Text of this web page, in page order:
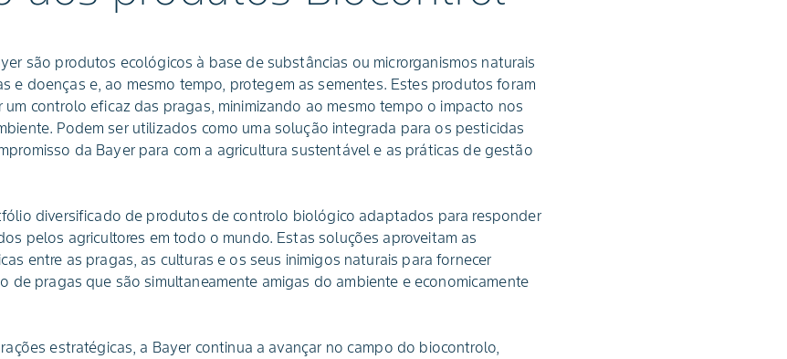
são produtos ecológicos à base de substâncias ou microrganismos naturais
e doenças e, ao mesmo tempo, protegem as sementes. Estes produtos foram
controlo eficaz das pragas, minimizando ao mesmo tempo o impacto nos
Podem ser utilizados como uma solução integrada para os pesticidas
da Bayer para com a agricultura sustentável e as práticas de gestão
diversificado de produtos de controlo biológico adaptados para responder
pelos agricultores em todo o mundo. Estas soluções aproveitam as
entre as pragas, as culturas e os seus inimigos naturais para fornecer
de pragas que são simultaneamente amigas do ambiente e economicamente
estratégicas, a Bayer continua a avançar no campo do biocontrolo,